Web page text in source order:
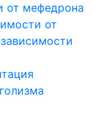
от мефедрона
от